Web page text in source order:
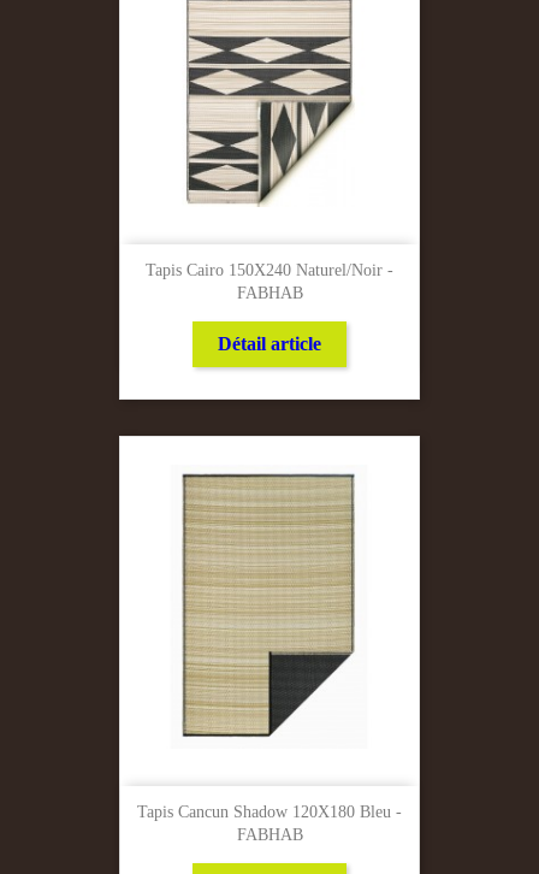
Tapis Cairo 150X240 Naturel/noir -
FABHAB
Détail article
Tapis Cancun Shadow 120X180 Bleu -
FABHAB